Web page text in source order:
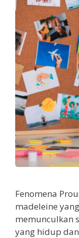
Fenomena
madeleine
memunculkan
yang hidup